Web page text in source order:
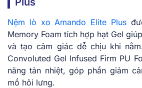
Nệm lò xo Amando Elite Plus
Memory Foam tích hợp hạt Gel
và tạo cảm giác dễ chịu khi
Convoluted Gel Infused Firm PU
năng tản nhiệt, góp phần giảm
mồ hôi lưng.